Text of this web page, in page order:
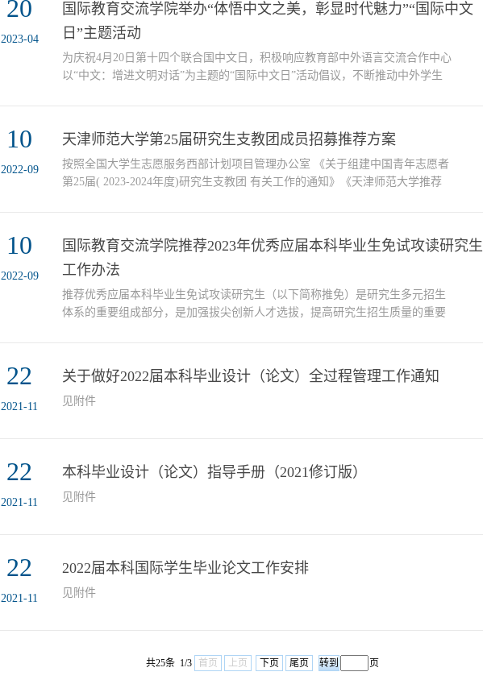
学生专业技能与综合素质，学院在开学初精心设计筹备了系列教...
20
2023-04
国际教育交流学院举办“体悟中文之美，彰显时代魅力”“国际中文
日”主题活动
为庆祝4月20日第十四个联合国中文日，积极响应教育部中外语言交流合作中心
以“中文：增进文明对话”为主题的“国际中文日”活动倡议，不断推动中外学生
播，助力世界文明互鉴。与春天相约 与文明同行谷雨，是春天的最后一个节
气，也是国际中文日。一节一日均为纪念，字里行间皆为美意...
10
2022-09
天津师范大学第25届研究生支教团成员招募推荐方案
按照全国大学生志愿服务西部计划项目管理办公室 《关于组建中国青年志愿者
第25届( 2023-2024年度)研究生支教团 有关工作的通知》《天津师范大学推荐
择优选拔”的原则，从即日起面向全校公开招募选拔本届研究生支教团成员。学
院现将有关工作通知如下：一、招募选拔条件1.具备推...
10
2022-09
国际教育交流学院推荐2023年优秀应届本科毕业生免试攻读研究生
工作办法
推荐优秀应届本科毕业生免试攻读研究生（以下简称推免）是研究生多元招生
体系的重要组成部分，是加强拔尖创新人才选拔，提高研究生招生质量的重要
报考，充分保障学生申诉渠道畅通。根据学校文件要求，结合我院实际情况，
制定本年度推免工作办法。一、学生申请资格（一）基本申请条...
22
2021-11
关于做好2022届本科毕业设计（论文）全过程管理工作通知
见附件
22
2021-11
本科毕业设计（论文）指导手册（2021修订版）
见附件
22
2021-11
2022届本科国际学生毕业论文工作安排
见附件
共25条 1/3 首页 上页 下页 尾页 页